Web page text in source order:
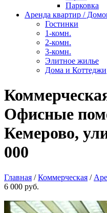
Парковка
Аренда квартир /
Гостинки
1-комн.
2-комн.
3-комн.
Элитное жилье
Дома и Коттеджи
Офисные
Кемерово,
000
Главная /Коммерческая /
6 000 руб.